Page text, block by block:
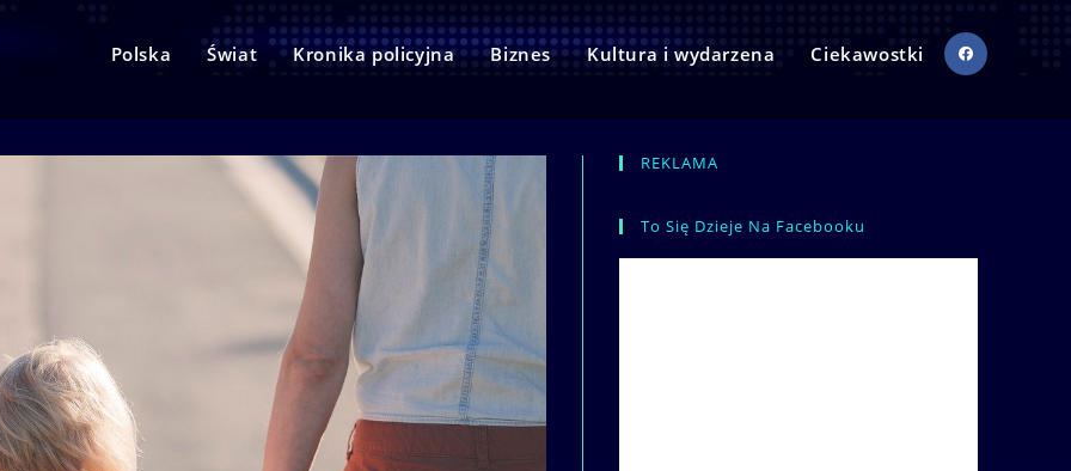
Polska Świat Kronika policyjna Biznes Kultura i wydarzena Ciekawostki
REKLAMA
To Się Dzieje Na Facebooku